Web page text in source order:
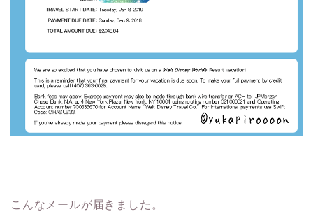
こんなメールが届きました。